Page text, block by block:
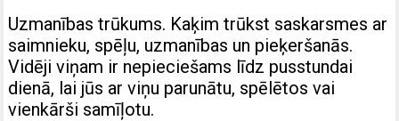
Uzmanības trūkums. Kaķim trūkst saskarsmes ar
saimnieku, spēļu, uzmanības un pieķeršanās.
Vidēji viņam ir nepieciešams līdz pusstundai
dienā, lai jūs ar viņu parunātu, spēlētos vai
vienkārši samīļotu.